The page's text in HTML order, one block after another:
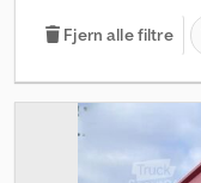
Fjern alle filtre